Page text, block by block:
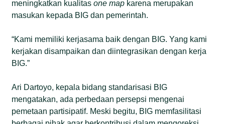
meningkatkan kualitasone map karena merupakan
masukan kepada BIG dan pemerintah.
“Kami memiliki kerjasama baik dengan BIG. Yang kami
kerjakan disampaikan dan diintegrasikan dengan kerja
BIG.”
Ari Dartoyo, kepala bidang standarisasi BIG
mengatakan, ada perbedaan persepsi mengenai
pemetaan partisipatif. Meski begitu, BIG memfasilitasi